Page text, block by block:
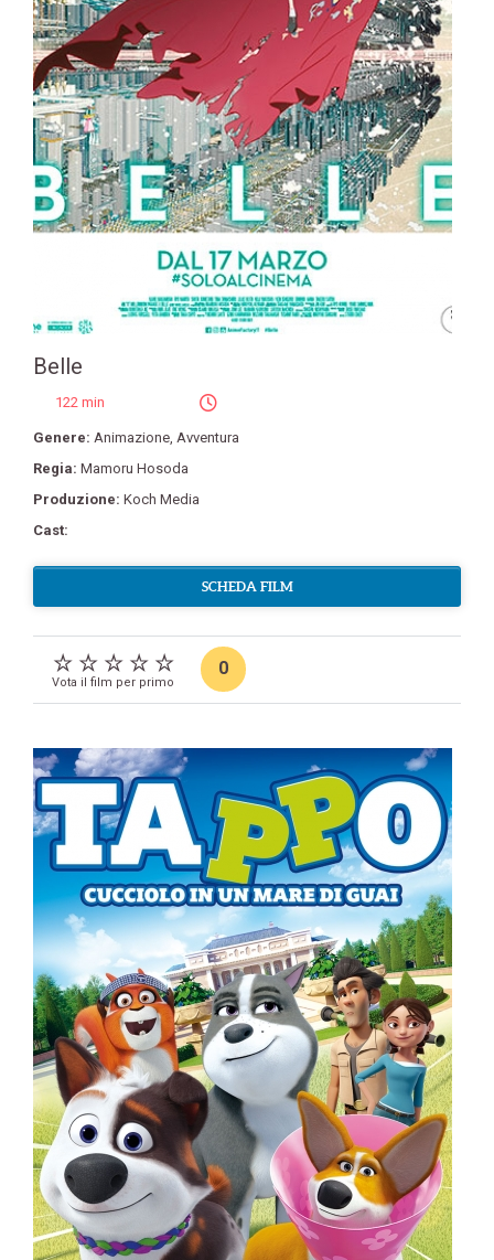
Belle
122 min
Genere: Animazione Avventura
Regia: Mamoru Hosoda
Produzione: Koch Media
Cast:
SCHEDA FILM
Vota il film per primo
0